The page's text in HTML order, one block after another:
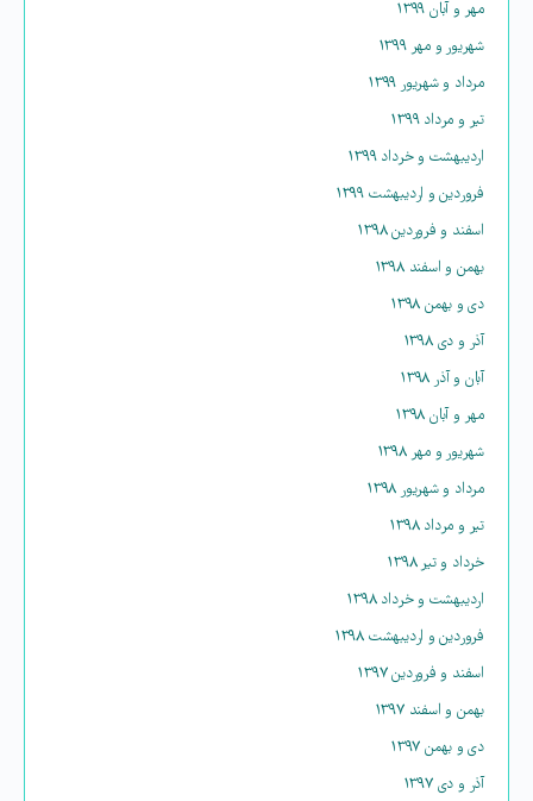
مهر و آبان ۱۳۹۹
شهریور و مهر ۱۳۹۹
مرداد و شهریور ۱۳۹۹
تیر و مرداد ۱۳۹۹
اردیبهشت و خرداد ۱۳۹۹
فروردین و اردیبهشت ۱۳۹۹
اسفند و فروردین ۱۳۹۸
بهمن و اسفند ۱۳۹۸
دی و بهمن ۱۳۹۸
آذر و دی ۱۳۹۸
آبان و آذر ۱۳۹۸
مهر و آبان ۱۳۹۸
شهریور و مهر ۱۳۹۸
مرداد و شهریور ۱۳۹۸
تیر و مرداد ۱۳۹۸
خرداد و تیر ۱۳۹۸
اردیبهشت و خرداد ۱۳۹۸
فروردین و اردیبهشت ۱۳۹۸
اسفند و فروردین ۱۳۹۷
بهمن و اسفند ۱۳۹۷
دی و بهمن ۱۳۹۷
آذر و دی ۱۳۹۷